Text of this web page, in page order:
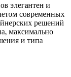
элегантен и
современных
решений
максимально
и типа